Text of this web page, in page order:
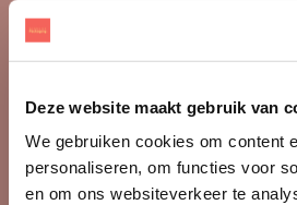
Deze website maakt gebruik van
We gebruiken cookies om content
personaliseren, om functies voor
en om ons websiteverkeer te